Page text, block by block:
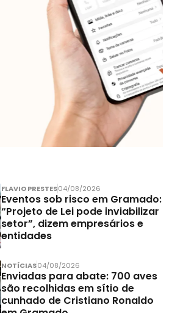
FLAVIO PRESTES04/08/2026
Eventos sob risco em Gramado:
“Projeto de Lei pode inviabilizar
setor”, dizem empresários e
entidades
NOTÍCIAS04/08/2026
Enviadas para abate: 700 aves
são recolhidas em sítio de
cunhado de Cristiano Ronaldo